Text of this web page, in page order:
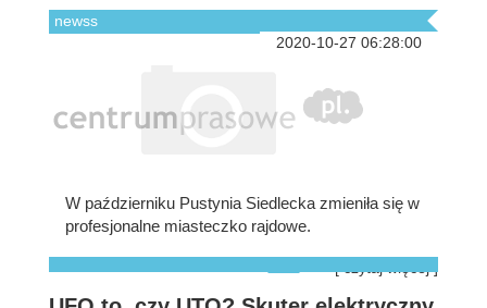
newss
2020-10-27 06:28:00
W październiku Pustynia Siedlecka zmieniła się w
profesjonalne miasteczko rajdowe.